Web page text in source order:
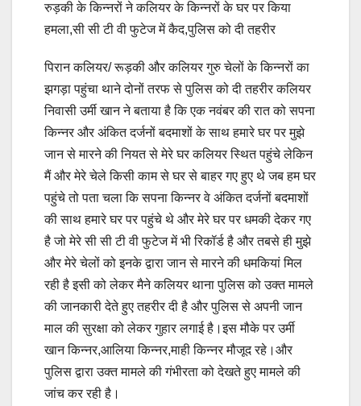
रुड़की के किन्नरों ने कलियर के किन्नरों के घर पर किया
हमला,सी सी टी वी फुटेज में कैद,पुलिस को दी तहरीर
पिरान कलियर/ रूड़की और कलियर गुरु चेलों के किन्नरों का
झगड़ा पहुंचा थाने दोनों तरफ से पुलिस को दी तहरीर कलियर
निवासी उर्मी खान ने बताया है कि एक नवंबर की रात को सपना
किन्नर और अंकित दर्जनों बदमाशों के साथ हमारे घर पर मुझे
जान से मारने की नियत से मेरे घर कलियर स्थित पहुंचे लेकिन
मैं और मेरे चेले किसी काम से घर से बाहर गए हुए थे जब हम घर
पहुंचे तो पता चला कि सपना किन्नर वे अंकित दर्जनों बदमाशों
की साथ हमारे घर पर पहुंचे थे और मेरे घर पर धमकी देकर गए
है जो मेरे सी सी टी वी फुटेज में भी रिकॉर्ड है और तबसे ही मुझे
और मेरे चेलों को इनके द्वारा जान से मारने की धमकियां मिल
रही है इसी को लेकर मैने कलियर थाना पुलिस को उक्त मामले
की जानकारी देते हुए तहरीर दी है और पुलिस से अपनी जान
माल की सुरक्षा को लेकर गुहार लगाई है।इस मौके पर उर्मी
खान किन्नर,आलिया किन्नर,माही किन्नर मौजूद रहे।और
पुलिस द्वारा उक्त मामले की गंभीरता को देखते हुए मामले की
जांच कर रही है।